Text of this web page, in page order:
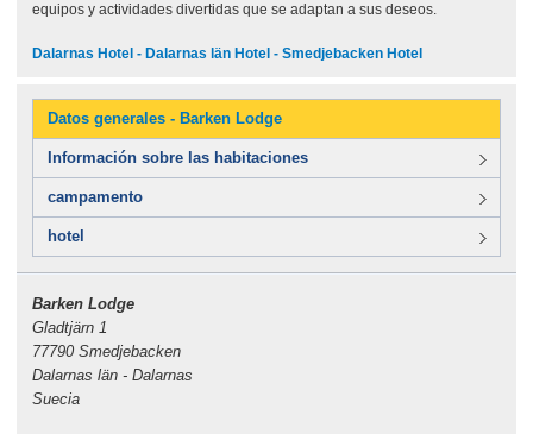
equipos y actividades divertidas que se adaptan a sus deseos.
Dalarnas Hotel - Dalarnas län Hotel - Smedjebacken Hotel
Datos generales - Barken Lodge
Información sobre las habitaciones
campamento
hotel
Barken Lodge
Gladtjärn 1
77790 Smedjebacken
Dalarnas län - Dalarnas
Suecia